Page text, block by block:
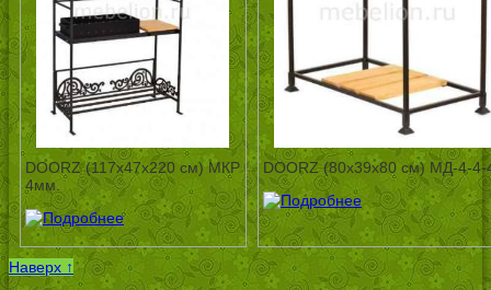
DOORZ (117x47x220 см) МКР
4мм.
DOORZ (80x39x80 см) МД-4-4-
Наверх ↑